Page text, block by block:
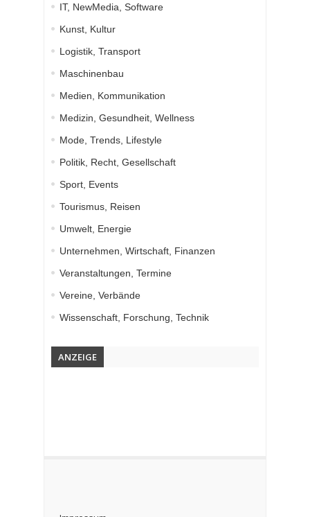
IT, NewMedia, Software
Kunst, Kultur
Logistik, Transport
Maschinenbau
Medien, Kommunikation
Medizin, Gesundheit, Wellness
Mode, Trends, Lifestyle
Politik, Recht, Gesellschaft
Sport, Events
Tourismus, Reisen
Umwelt, Energie
Unternehmen, Wirtschaft, Finanzen
Veranstaltungen, Termine
Vereine, Verbände
Wissenschaft, Forschung, Technik
ANZEIGE